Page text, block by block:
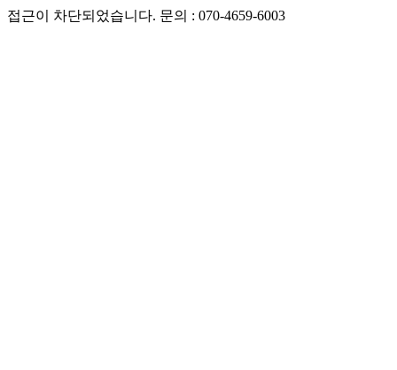
접근이 차단되었습니다. 문의 : 070-4659-6003